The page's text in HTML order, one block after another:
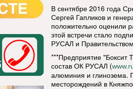
В сентябре 2016 года
Сергей Гапликов и
положительно оценили
этой встречи стало
РУСАЛ и
***Предприятие "Боксит
состав ОК РУСАЛ (
алюминия и глинозема.
месторождений в